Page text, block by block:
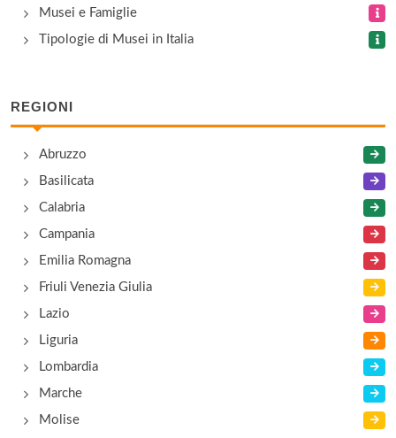
Museo Etnografico
Museo Etnografico Su Magasinu 'e su Binu
Museo Paleontologico
piazza Giovanni XXIII , Fluminimaggiore
Musei e Famiglie
Tipologie di Musei in Italia
REGIONI
Abruzzo
Basilicata
Calabria
Campania
Emilia Romagna
Friuli Venezia Giulia
Lazio
Liguria
Lombardia
Marche
Molise